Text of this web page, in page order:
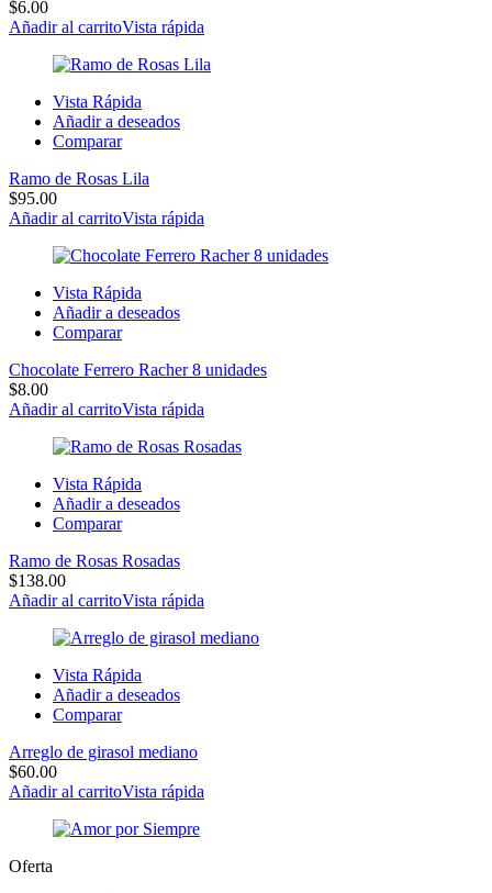
$6.00
Añadir al carritoVista rápida
Vista Rápida
Añadir a deseados
Comparar
Ramo de Rosas Lila
$95.00
Añadir al carritoVista rápida
Vista Rápida
Añadir a deseados
Comparar
Chocolate Ferrero Racher 8 unidades
$8.00
Añadir al carritoVista rápida
Vista Rápida
Añadir a deseados
Comparar
Ramo de Rosas Rosadas
$138.00
Añadir al carritoVista rápida
Vista Rápida
Añadir a deseados
Comparar
Arreglo de girasol mediano
$60.00
Añadir al carritoVista rápida
Oferta